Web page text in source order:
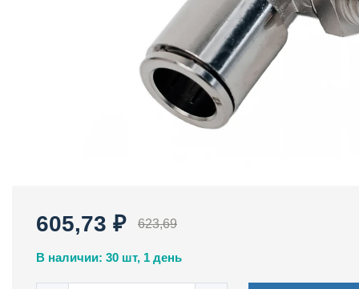
605,73 ₽ 623,69
В наличии: 30 шт, 1 день